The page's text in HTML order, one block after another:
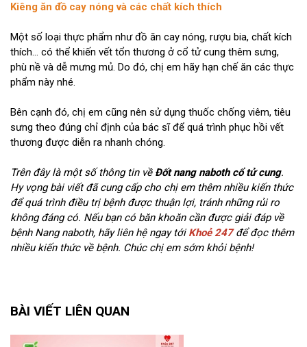
Kiêng ăn đồ cay nóng và các chất kích thích
Một số loại thực phẩm như đồ ăn cay nóng, rượu bia, chất kích
thích… có thể khiến vết tổn thương ở cổ tử cung thêm sưng,
phù nề và dễ mưng mủ. Do đó, chị em hãy hạn chế ăn các thực
phẩm này nhé.
Bên cạnh đó, chị em cũng nên sử dụng thuốc chống viêm, tiêu
sưng theo đúng chỉ định của bác sĩ để quá trình phục hồi vết
thương được diễn ra nhanh chóng.
Trên đây là một số thông tin về Đốt nang naboth cổ tử cung.
Hy vọng bài viết đã cung cấp cho chị em thêm nhiều kiến thức
để quá trình điều trị bệnh được thuận lợi, tránh những rủi ro
không đáng có. Nếu bạn có băn khoăn cần được giải đáp về
bệnh Nang naboth, hãy liên hệ ngay tới Khoẻ 247 để đọc thêm
nhiều kiến thức về bệnh. Chúc chị em sớm khỏi bệnh!
BÀI VIẾT LIÊN QUAN